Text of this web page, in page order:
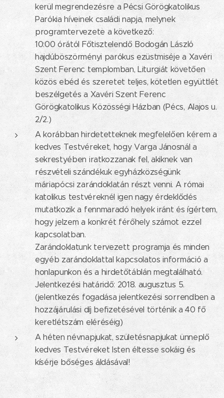
kerül megrendezésre a Pécsi Görögkatolikus
Parókia híveinek családi napja, melynek
programtervezete a következő:
10:00 órától Főtisztelendő Bodogán László
hajdúböszörményi parókus ezüstmiséje a Xavéri
Szent Ferenc templomban, Liturgiát követően
közös ebéd és szeretet teljes, kötetlen együttlét
beszélgetés a Xavéri Szent Ferenc
Görögkatolikus Közösségi Házban (Pécs, Alajos u.
2/2.)
A korábban hirdetetteknek megfelelően kérem a
kedves Testvéreket, hogy Varga Jánosnál a
sekrestyében iratkozzanak fel, akiknek van
részvételi szándékuk egyházközségünk
máriapócsi zarándoklatán részt venni. A római
katolikus testvéreknél igen nagy érdeklődés
mutatkozik a fennmaradó helyek iránt és ígértem,
hogy jelzem a konkrét férőhely számot ezzel
kapcsolatban.
Zarándoklatunk tervezett programja és minden
egyéb zarándoklattal kapcsolatos információ a
honlapunkon és a hirdetőtáblán megtalálható.
Jelentkezési határidő: 2018. augusztus 5.
(jelentkezés fogadása jelentkezési sorrendben a
hozzájárulási díj befizetésével történik a 40 fő
keretlétszám eléréséig)
A héten névnapjukat, születésnapjukat ünneplő
kedves Testvéreket Isten éltesse sokáig és
kísérje bőséges áldásával!